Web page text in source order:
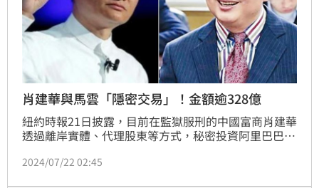
肖建華與馬雲「隱密交易」！金額逾328億
紐約時報21日披露，目前在監獄服刑的中國富商肖建華
透過離岸實體、代理股東等方式，秘密投資阿里巴巴及
元（下同，約新台幣328億元）的秘密交易。
2024/07/22 02:45